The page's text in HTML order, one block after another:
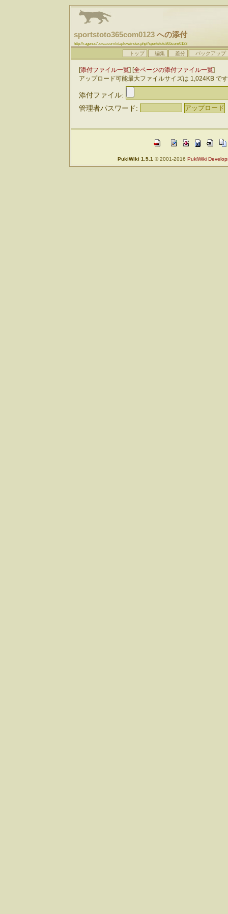
sportstoto365com0123 への添付
http://ragen.s7.xrea.com/x/aplow/index.php?sportstoto365com0123
トップ 編集 差分 バックアップ
[添付ファイル一覧] [全ページの添付ファイル一覧]
アップロード可能最大ファイルサイズは 1,024KB で
添付ファイル:
管理者パスワード:
PukiWiki 1.5.1 © 2001-2016 PukiWiki